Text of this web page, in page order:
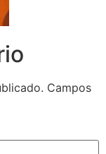
Campos